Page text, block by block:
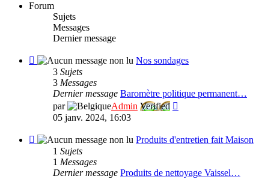
Forum
Sujets
Messages
Dernier message
Flux
sondages
Nos sondages
3 Sujets
3 Messages
Dernier message Baromètre politique permanent…
par
Admin Verified
message
05 janv. 2024, 16:03
Flux
Produits
d'entretien
Produits d'entretien fait Maison
1 Sujets
1 Messages
Dernier message Produits de nettoyage Vaissel…